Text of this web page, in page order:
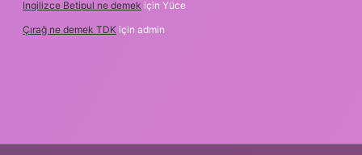
Ingilizce Betipul ne demek için Yüce
Çırağ ne demek TDK için admin